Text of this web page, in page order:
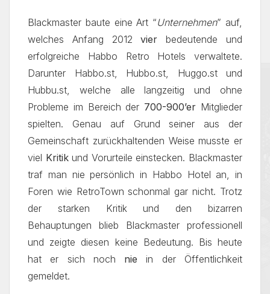
Blackmaster baute eine Art “Unternehmen” auf,
welches Anfang 2012vier bedeutende und
erfolgreiche Habbo Retro Hotels verwaltete.
Darunter Habbo.st, Hubbo.st, Huggo.st und
Hubbu.st, welche alle langzeitig und ohne
Probleme im Bereich der 700-900’er Mitglieder
spielten. Genau auf Grund seiner aus der
Gemeinschaft zurückhaltenden Weise musste er
viel Kritikund Vorurteile einstecken. Blackmaster
traf man nie persönlich in Habbo Hotel an, in
Foren wie RetroTown schonmal gar nicht. Trotz
der starken Kritik und den bizarren
Behauptungen blieb Blackmaster professionell
und zeigte diesen keine Bedeutung. Bis heute
hat er sich noch nie in der Öffentlichkeit
gemeldet.